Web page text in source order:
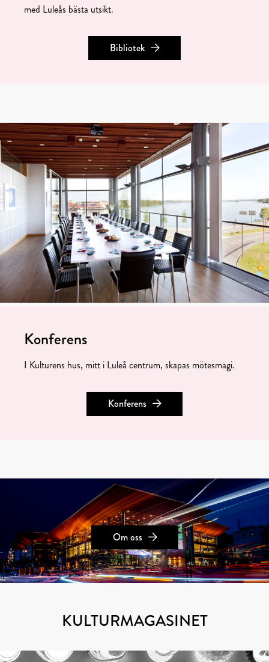
med Luleås bästa utsikt.
Bibliotek
Konferens
I Kulturens hus, mitt i Luleå centrum, skapas mötesmagi.
Konferens
Om oss
KULTURMAGASINET